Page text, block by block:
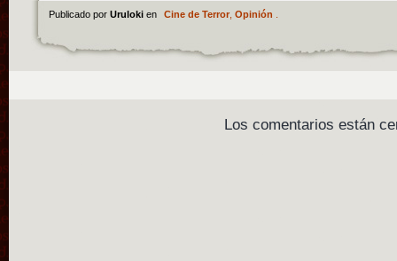
Publicado por Uruloki en Cine de Terror, Opinión
Los comentarios están